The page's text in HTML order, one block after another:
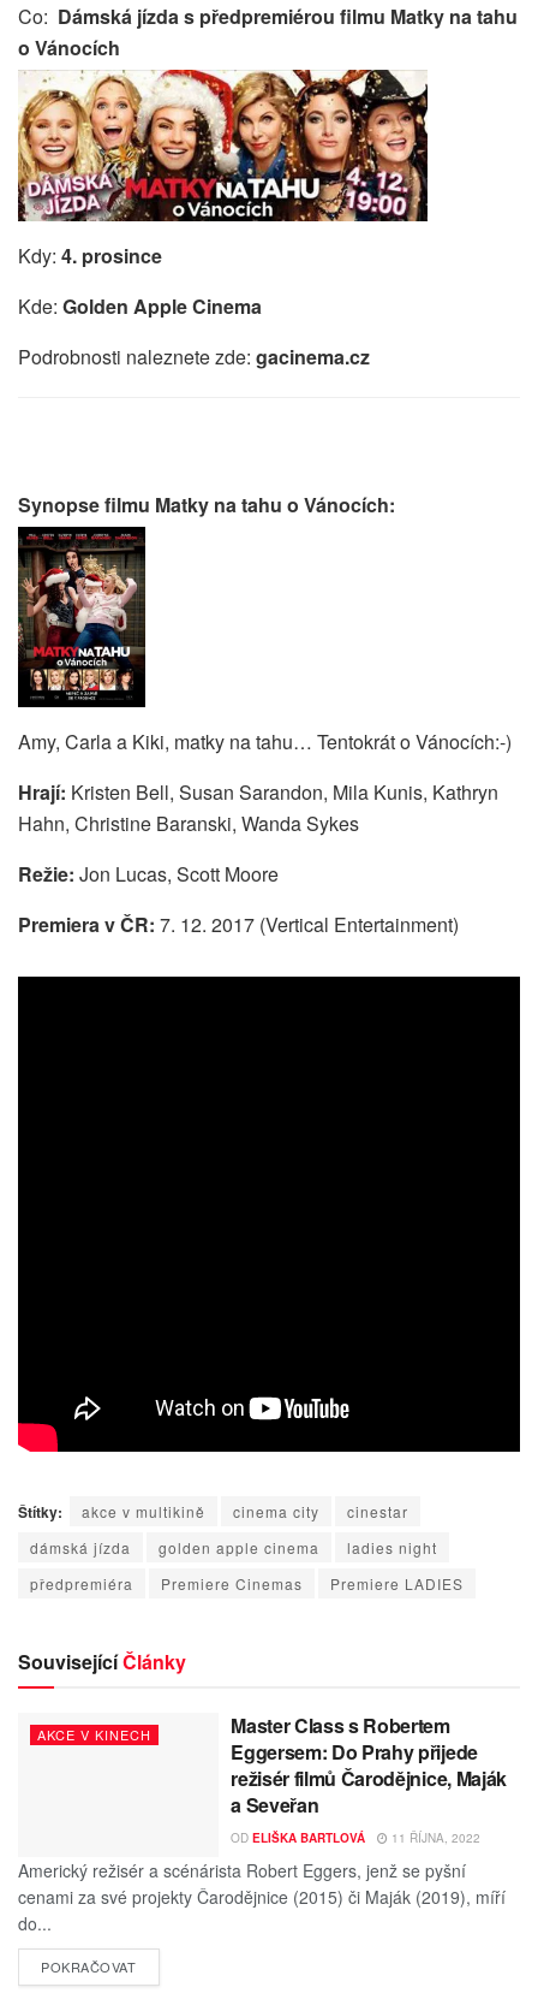
Co: Dámská jízda s předpremiérou filmu Matky na tahu
o Vánocích
Kdy: 4. prosince
Kde: Golden Apple Cinema
Podrobnosti naleznete zde: gacinema.cz
Synopse filmu Matky na tahu o Vánocích:
Amy, Carla a Kiki, matky na tahu… Tentokrát o Vánocích:-)
Hrají: Kristen Bell, Susan Sarandon, Mila Kunis, Kathryn
Hahn, Christine Baranski, Wanda Sykes
Režie: Jon Lucas, Scott Moore
Premiera v ČR: 7. 12. 2017 (Vertical Entertainment)
Štítky: akce v multikině cinema city
cinestar
dámská jízda
golden apple cinema
ladies night
předpremiéra
Premiere Cinemas Premiere LADIES
SouvisejícíČlánky
AKCE V KINECH
Master Class s Robertem
Eggersem: Do Prahy přijede
režisér filmů Čarodějnice, Maják
a Seveřan
OD ELIŠKA BARTLOVÁ 11 ŘÍJNA, 2022
Americký režisér a scénárista Robert Eggers, jenž se pyšní
cenami za své projekty Čarodějnice (2015) či Maják (2019), míří
do...
POKRAČOVAT